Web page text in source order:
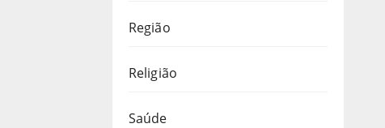
Região
Religião
Saúde